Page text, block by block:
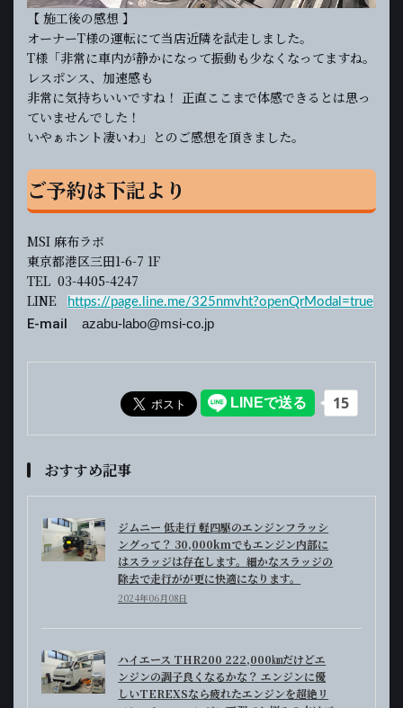
【 施工後の感想 】
オーナーT様の運転にて当店近隣を試走しました。
T様「非常に車内が静かになって振動も少なくなってますね。
レスポンス、加速感も
非常に気持ちいいですね！ 正直ここまで体感できるとは思っ
ていませんでした！
いやぁホント凄いわ」とのご感想を頂きました。
ご予約は下記より
MSI 麻布ラボ
東京都港区三田1-6-7 1F
TEL 03-4405-4247
LINE
https://page.line.me/325nmvht?openQrModal=true
E-mail azabu-labo@msi-co.jp
おすすめ記事
ジムニー 低走行 軽四駆のエンジンフラッシ
ングって？ 30,000kmでもエンジン内部に
はスラッジは存在します。細かなスラッジの
除去で走行がが更に快適になります。
2024年06月08日
ハイエース THR200 222,000㎞だけどエ
ンジンの調子良くなるかな？ エンジンに優
しいTEREXSなら疲れたエンジンを超絶リ